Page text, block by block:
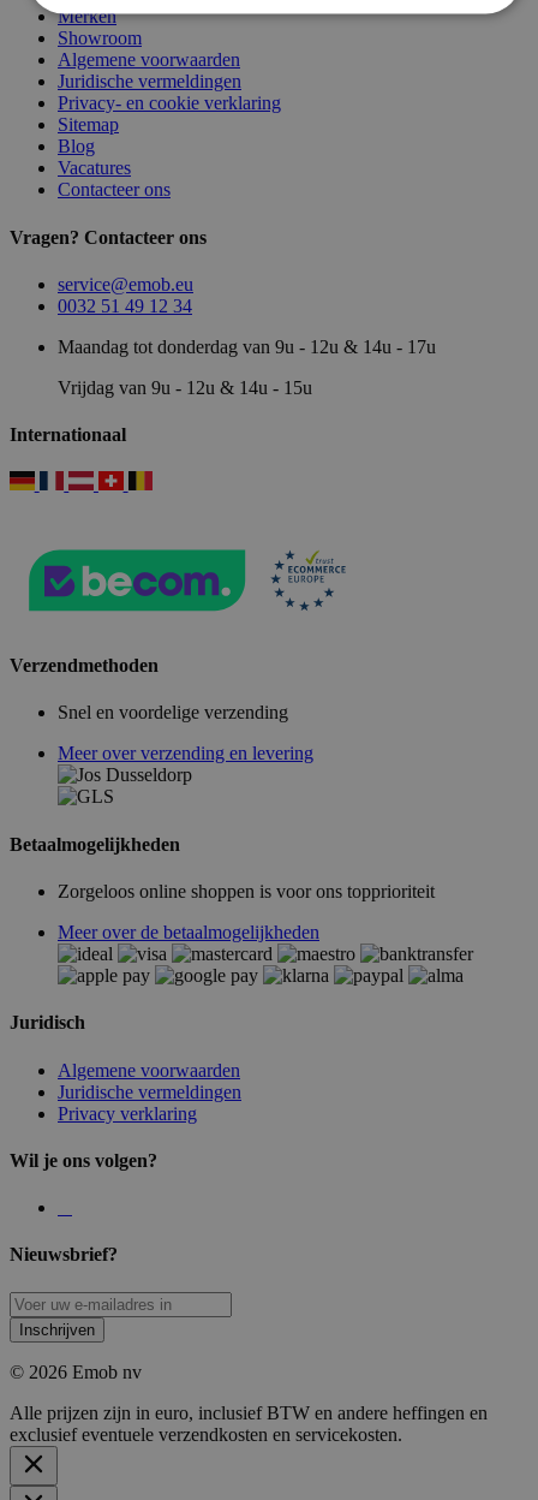
Merken
Showroom
Algemene voorwaarden
Juridische vermeldingen
Privacy- en cookie verklaring
Sitemap
Blog
Vacatures
Contacteer ons
Vragen? Contacteer ons
service@emob.eu
0032 51 49 12 34
Maandag tot donderdag van 9u - 12u & 14u - 17u
Vrijdag van 9u - 12u & 14u - 15u
Internationaal
Verzendmethoden
Snel en voordelige verzending
Meer over verzending en levering
Betaalmogelijkheden
Zorgeloos online shoppen is voor ons topprioriteit
Meer over de betaalmogelijkheden
Juridisch
Algemene voorwaarden
Juridische vermeldingen
Privacy verklaring
Wil je ons volgen?
Nieuwsbrief?
Inschrijven
© 2026 Emob nv
Alle prijzen zijn in euro, inclusief BTW en andere heffingen en
exclusief eventuele verzendkosten en servicekosten.